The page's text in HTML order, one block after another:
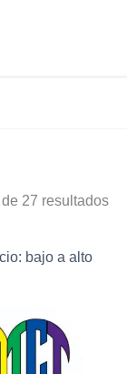
27 resultados